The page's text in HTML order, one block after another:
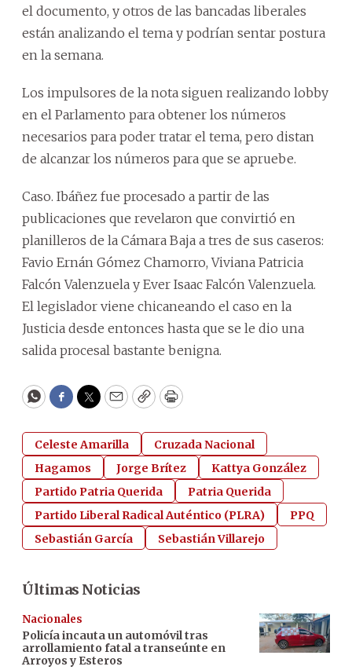
el documento, y otros de las bancadas liberales
están analizando el tema y podrían sentar postura
en la semana.
Los impulsores de la nota siguen realizando lobby
en el Parlamento para obtener los números
necesarios para poder tratar el tema, pero distan
de alcanzar los números para que se apruebe.
Caso. Ibáñez fue procesado a partir de las
publicaciones que revelaron que convirtió en
planilleros de la Cámara Baja a tres de sus caseros:
Favio Ernán Gómez Chamorro, Viviana Patricia
Falcón Valenzuela y Ever Isaac Falcón Valenzuela.
El legislador viene chicaneando el caso en la
Justicia desde entonces hasta que se le dio una
salida procesal bastante benigna.
WhatsApp
Facebook
Twitter
EmailCopyPrint
Celeste Amarilla
Cruzada Nacional
Hagamos
Jorge Brítez
Kattya González
Partido Patria Querida
Patria Querida
Partido Liberal Radical Auténtico (PLRA)
PPQ
Sebastián García
Sebastián Villarejo
Últimas Noticias
Nacionales
Policía incauta un automóvil tras
arrollamiento fatal a transeúnte en
Arroyos y Esteros